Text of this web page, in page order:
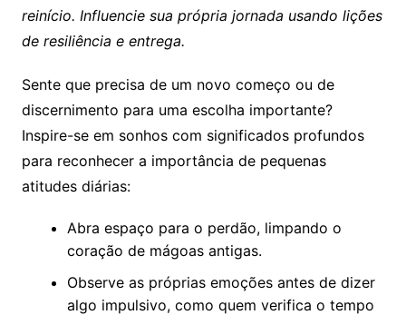
reinício. Influencie sua própria jornada usando lições
de resiliência e entrega.
Sente que precisa de um novo começo ou de
discernimento para uma escolha importante?
Inspire-se em sonhos com significados profundos
para reconhecer a importância de pequenas
atitudes diárias:
Abra espaço para o perdão, limpando o
coração de mágoas antigas.
Observe as próprias emoções antes de dizer
algo impulsivo, como quem verifica o tempo